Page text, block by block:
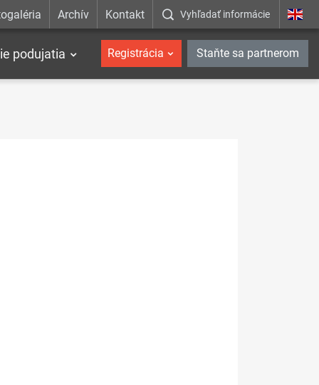
Archív Kontakt Vyhľadať informácie
podujatia Registrácia Staňte sa partnerom